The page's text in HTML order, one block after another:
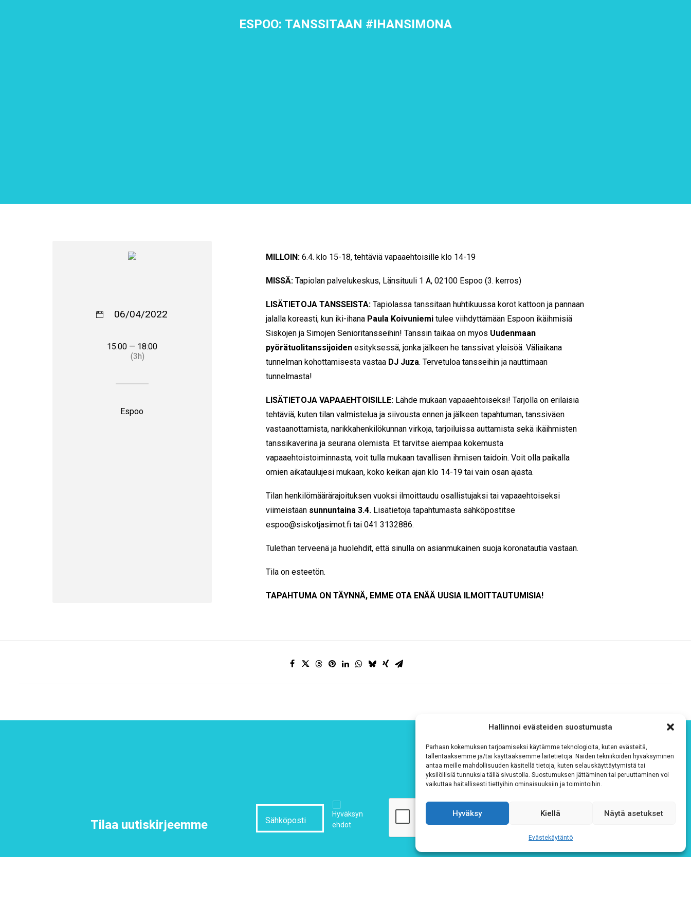
Hallinnoi evästeiden suostumusta
Parhaan kokemuksen tarjoamiseksi käytämme teknologioita, kuten evästeitä,
tallentaaksemme ja/tai käyttääksemme laitetietoja. Näiden tekniikoiden hyväksyminen
antaa meille mahdollisuuden käsitellä tietoja, kuten selauskäyttäytymistä tai
yksilöllisiä tunnuksia tällä sivustolla. Suostumuksen jättäminen tai peruuttaminen voi
vaikuttaa haitallisesti tiettyihin ominaisuuksiin ja toimintoihin.
Hyväksy Kiellä Näytä asetukset
Evästekäytäntö
ESPOO: TANSSITAAN #IHANSIMONA
MILLOIN: 6.4. klo 15-18, tehtäviä vapaaehtoisille klo 14-19
MISSÄ: Tapiolan palvelukeskus, Länsituuli 1 A, 02100 Espoo (3. kerros)
LISÄTIETOJA TANSSEISTA: Tapiolassa tanssitaan huhtikuussa korot kattoon ja pannaan
jalalla koreasti, kun iki-ihana Paula Koivuniemi tulee viihdyttämään Espoon ikäihmisiä
Siskojen ja Simojen Senioritansseihin! Tanssin taikaa on myös Uudenmaan
pyörätuolitanssijoiden esityksessä, jonka jälkeen he tanssivat yleisöä. Väliaikana
tunnelman kohottamisesta vastaa DJ Juza. Tervetuloa tansseihin ja nauttimaan
tunnelmasta!
LISÄTIETOJA VAPAAEHTOISILLE: Lähde mukaan vapaaehtoiseksi! Tarjolla on erilaisia
tehtäviä, kuten tilan valmistelua ja siivousta ennen ja jälkeen tapahtuman, tanssiväen
vastaanottamista, narikkahenkilökunnan virkoja, tarjoiluissa auttamista sekä ikäihmisten
tanssikaverina ja seurana olemista. Et tarvitse aiempaa kokemusta
vapaaehtoistoiminnasta, voit tulla mukaan tavallisen ihmisen taidoin. Voit olla paikalla
omien aikataulujesi mukaan, koko keikan ajan klo 14-19 tai vain osan ajasta.
Tilan henkilömäärärajoituksen vuoksi ilmoittaudu osallistujaksi tai vapaaehtoiseksi
viimeistään sunnuntaina 3.4. Lisätietoja tapahtumasta sähköpostitse
espoo@siskotjasimot.fi tai 041 3132886.
Tulethan terveenä ja huolehdit, että sinulla on asianmukainen suoja koronatautia vastaan.
Tila on esteetön.
TAPAHTUMA ON TÄYNNÄ, EMME OTA ENÄÄ UUSIA ILMOITTAUTUMISIA!
06/04/2022
15:00 — 18:00
(3h)
Espoo
Tilaa uutiskirjeemme
Hyväksyn
ehdot